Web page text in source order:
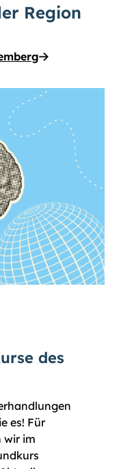
Region
des
es! Für
wir im